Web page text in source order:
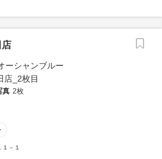
店
真 2枚
－１